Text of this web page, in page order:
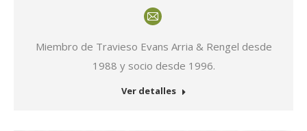
Miembro de Travieso Evans Arria & Rengel desde
1988 y socio desde 1996.
E-
mail
Ver detalles